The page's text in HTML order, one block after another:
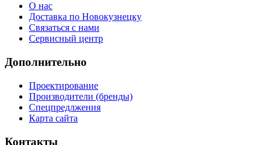
О нас
Доставка по Новокузнецку
Связаться с нами
Сервисный центр
Дополнительно
Проектирование
Производители (бренды)
Спецпредлжения
Карта сайта
Контакты